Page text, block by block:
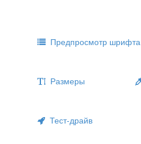
Предпросмотр шрифта
Размеры
Тест-драйв